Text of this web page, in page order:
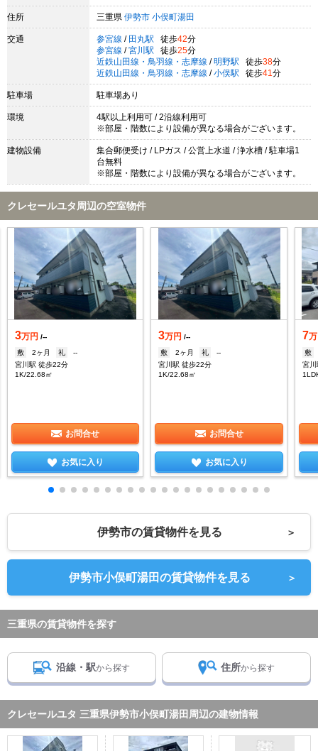
住所 三重県 伊勢市 小俣町湯田
交通 参宮線 / 田丸駅 徒歩42分
参宮線 / 宮川駅 徒歩25分
近鉄山田線・鳥羽線・志摩線 / 明野駅 徒歩38分
近鉄山田線・鳥羽線・志摩線 / 小俣駅 徒歩41 分
駐車場 駐車場あり
環境
4駅以上利用可 / 2沿線利用可
※部屋・階数により設備が異なる場合がございます。
建物設備
集合郵便受け / LPガス / 公営上水道 / 浄水槽 / 駐車場1
台無料
※部屋・階数により設備が異なる場合がございます。
クレセールユタ周辺の空室物件
3万円 /--
敷
2ヶ月 礼
--
宮川駅 徒歩22分
1K/22.68㎡
お問合せ
お気に入り
3万円 /--
敷
2ヶ月 礼
--
宮川駅 徒歩22分
1K/22.68㎡
お問合せ
お気に入り
7
敷
宮
伊勢市の賃貸物件を見る ＞
伊勢市小俣町湯田の賃貸物件を見る ＞
三重県の賃貸物件を探す
沿線・駅から探す 住所から探す
クレセールユタ 三重県伊勢市小俣町湯田周辺の建物情報